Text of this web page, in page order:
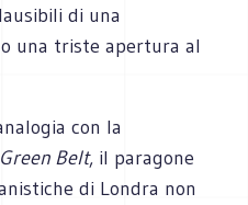
di una
una triste apertura al
con la
Green Belt, il paragone
di Londra non